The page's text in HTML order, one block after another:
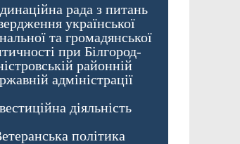
рада з питань
української
та громадянської
при Білгород-
районній
адміністрації
діяльність
політика